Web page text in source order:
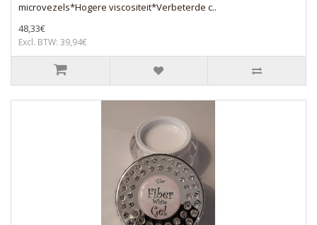
microvezels*Hogere viscositeit*Verbeterde c..
48,33€
Excl. BTW: 39,94€